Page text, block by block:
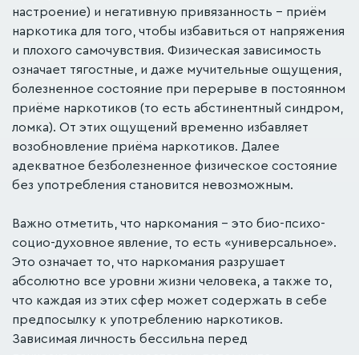
настроение) и негативную привязанность – приём
наркотика для того, чтобы избавиться от напряжения
и плохого самочувствия. Физическая зависимость
означает тягостные, и даже мучительные ощущения,
болезненное состояние при перерыве в постоянном
приёме наркотиков (то есть абстинентный синдром,
ломка). От этих ощущений временно избавляет
возобновление приёма наркотиков. Далее
адекватное безболезненное физическое состояние
без употребления становится невозможным.
Важно отметить, что наркомания – это био-психо-
социо-духовное явление, то есть «универсальное».
Это означает то, что наркомания разрушает
абсолютно все уровни жизни человека, а также то,
что каждая из этих сфер может содержать в себе
предпосылку к употреблению наркотиков.
Зависимая личность бессильна перед